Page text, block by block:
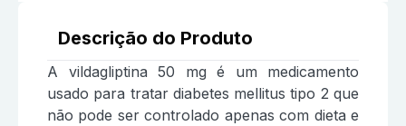
Descrição do Produto
A vildagliptina 50 mg é um medicamento
usado para tratar diabetes mellitus tipo 2 que
não pode ser controlado apenas com dieta e